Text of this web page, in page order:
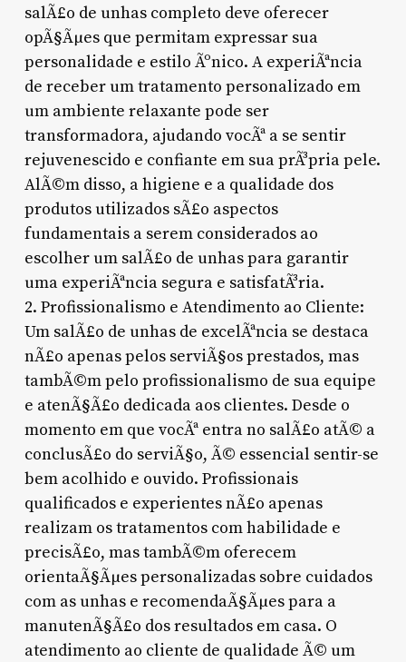
salÃ£o de unhas completo deve oferecer
opÃ§Ãµes que permitam expressar sua
personalidade e estilo Ãºnico. A experiÃªncia
de receber um tratamento personalizado em
um ambiente relaxante pode ser
transformadora, ajudando vocÃª a se sentir
rejuvenescido e confiante em sua prÃ³pria pele.
AlÃ©m disso, a higiene e a qualidade dos
produtos utilizados sÃ£o aspectos
fundamentais a serem considerados ao
escolher um salÃ£o de unhas para garantir
uma experiÃªncia segura e satisfatÃ³ria.
2. Profissionalismo e Atendimento ao Cliente:
Um salÃ£o de unhas de excelÃªncia se destaca
nÃ£o apenas pelos serviÃ§os prestados, mas
tambÃ©m pelo profissionalismo de sua equipe
e atenÃ§Ã£o dedicada aos clientes. Desde o
momento em que vocÃª entra no salÃ£o atÃ© a
conclusÃ£o do serviÃ§o, Ã© essencial sentir-se
bem acolhido e ouvido. Profissionais
qualificados e experientes nÃ£o apenas
realizam os tratamentos com habilidade e
precisÃ£o, mas tambÃ©m oferecem
orientaÃ§Ãµes personalizadas sobre cuidados
com as unhas e recomendaÃ§Ãµes para a
manutenÃ§Ã£o dos resultados em casa. O
atendimento ao cliente de qualidade Ã© um